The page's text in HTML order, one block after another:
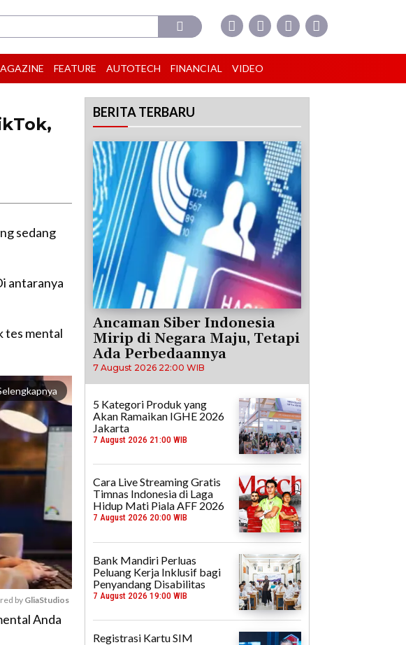
FEATURE AUTOTECH FINANCIAL VIDEO
sedang
antaranya
tes mental
by GliaStudios
Anda
BERITA TERBARU
Ancaman Siber Indonesia
Mirip di Negara Maju, Tetapi
Ada Perbedaannya
7 August 2026 22:00 WIB
5 Kategori Produk yang
Akan Ramaikan IGHE 2026
Jakarta
7 August 2026 21:00 WIB
Cara Live Streaming Gratis
Timnas Indonesia di Laga
Hidup Mati Piala AFF 2026
7 August 2026 20:00 WIB
Bank Mandiri Perluas
Peluang Kerja Inklusif bagi
Penyandang Disabilitas
7 August 2026 19:00 WIB
Registrasi Kartu SIM